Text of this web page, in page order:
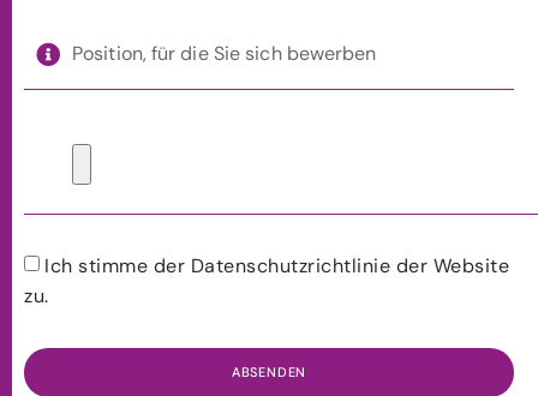
Ich stimme der Datenschutzrichtlinie der Website
zu.
ABSENDEN